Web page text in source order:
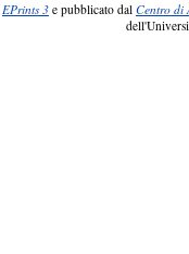
EPrints 3 e pubblicato dal Centro di